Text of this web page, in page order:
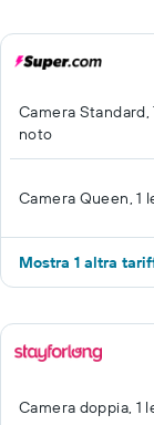
Camera
noto
Camera Queen, 1
Mostra 1 altra
Camera doppia, 1